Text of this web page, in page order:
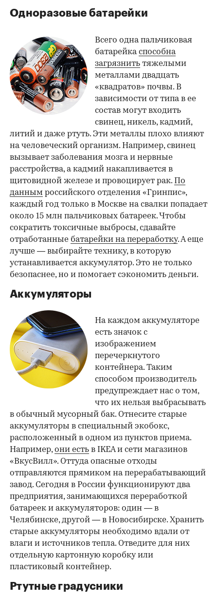
Одноразовые батарейки
Всего одна пальчиковая
батарейкаспособна
загрязнить тяжелыми
металлами двадцать
«квадратов» почвы. В
зависимости от типа в ее
состав могут входить
свинец, никель, кадмий,
литий и даже ртуть. Эти металлы плохо влияют
на человеческий организм. Например, свинец
вызывает заболевания мозга и нервные
расстройства, а кадмий накапливается в
щитовидной железе и провоцирует рак. По
данным российского отделения «Гринпис»,
каждый год только в Москве на свалки попадает
около 15 млн пальчиковых батареек. Чтобы
сократить токсичные выбросы, сдавайте
отработанные батарейки на переработку. А еще
лучше — выбирайте технику, в которую
устанавливается аккумулятор. Это не только
безопаснее, но и помогает сэкономить деньги.
Аккумуляторы
На каждом аккумуляторе
есть значок с
изображением
перечеркнутого
контейнера. Таким
способом производитель
предупреждает нас о том,
что их нельзя выбрасывать
в обычный мусорный бак. Отнесите старые
аккумуляторы в специальный экобокс,
расположенный в одном из пунктов приема.
Например,они есть в IKEA и сети магазинов
«ВкусВилл». Оттуда опасные отходы
отправляются прямиком на перерабатывающий
завод. Сегодня в России функционируют два
предприятия, занимающихся переработкой
батареек и аккумуляторов: один — в
Челябинске, другой — в Новосибирске. Хранить
старые аккумуляторы необходимо вдали от
влаги и источников тепла. Отведите для них
отдельную картонную коробку или
пластиковый контейнер.
Ртутные градусники